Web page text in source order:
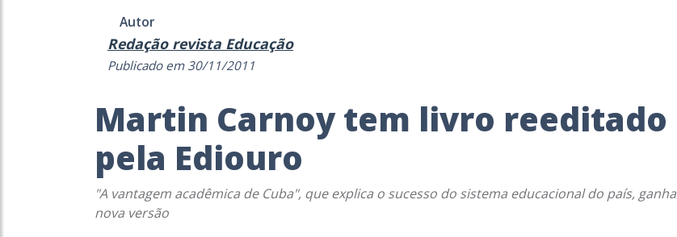
Autor
Redação revista Educação
Publicado em 30/11/2011
Martin Carnoy tem livro reeditado
pela Ediouro
"A vantagem acadêmica de Cuba", que explica o sucesso do sistema educacional do país, ganha
nova versão